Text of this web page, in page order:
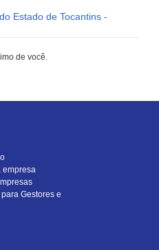
Estado de Tocantins -
de você.
empresa
Gestores e